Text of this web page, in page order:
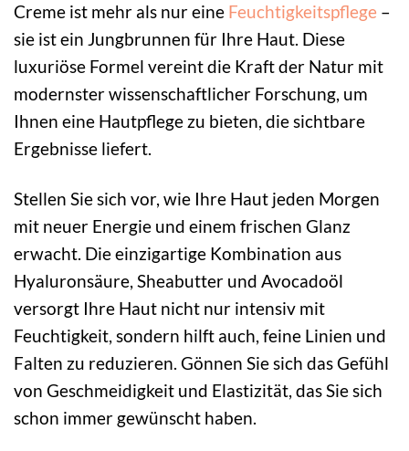
Creme ist mehr als nur eine Feuchtigkeitspflege –
sie ist ein Jungbrunnen für Ihre Haut. Diese
luxuriöse Formel vereint die Kraft der Natur mit
modernster wissenschaftlicher Forschung, um
Ihnen eine Hautpflege zu bieten, die sichtbare
Ergebnisse liefert.
Stellen Sie sich vor, wie Ihre Haut jeden Morgen
mit neuer Energie und einem frischen Glanz
erwacht. Die einzigartige Kombination aus
Hyaluronsäure, Sheabutter und Avocadoöl
versorgt Ihre Haut nicht nur intensiv mit
Feuchtigkeit, sondern hilft auch, feine Linien und
Falten zu reduzieren. Gönnen Sie sich das Gefühl
von Geschmeidigkeit und Elastizität, das Sie sich
schon immer gewünscht haben.